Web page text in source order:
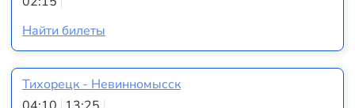
Найти билеты
Тихорецк - Невинномысск